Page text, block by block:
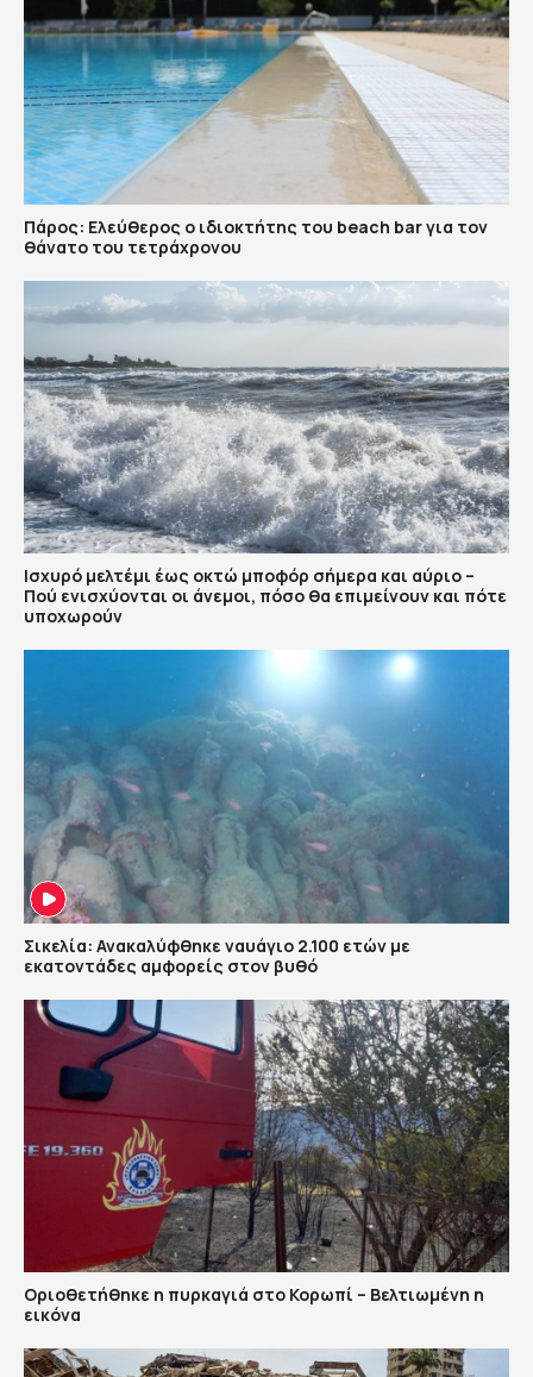
Πάρος: Ελεύθερος ο ιδιοκτήτης του beach bar για τον
θάνατο του τετράχρονου
Ισχυρό μελτέμι έως οκτώ μποφόρ σήμερα και αύριο –
Πού ενισχύονται οι άνεμοι, πόσο θα επιμείνουν και πότε
υποχωρούν
Σικελία: Ανακαλύφθηκε ναυάγιο 2.100 ετών με
εκατοντάδες αμφορείς στον βυθό
Οριοθετήθηκε η πυρκαγιά στο Κορωπί – Βελτιωμένη η
εικόνα